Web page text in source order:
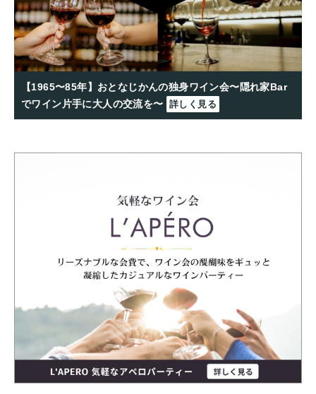
【1965〜85年】おとなじかんの独身ワイン会〜隠れ家Bar
でワイン片手に大人の交流を〜 詳しく見る